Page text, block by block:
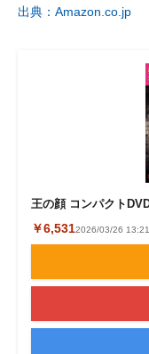
出典：Amazon.co.jp
王の顔 コンパクト
￥6,5312026/03/26